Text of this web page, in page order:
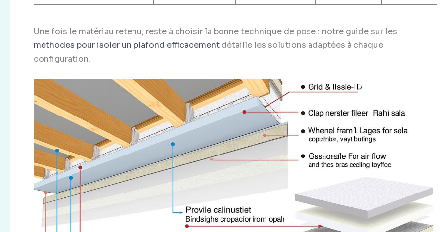
Une fois le matériau retenu, reste à choisir la bonne technique de pose : notre guide sur les
méthodes pour isoler un plafond efficacement détaille les solutions adaptées à chaque
configuration.